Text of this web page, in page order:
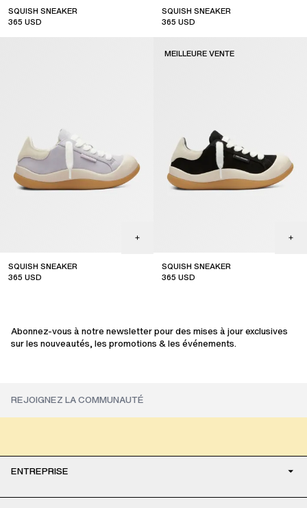
SQUISH SNEAKER
365 USD
SQUISH SNEAKER
365 USD
SQUISH SNEAKER
365 USD
SQUISH SNEAKER
365 USD
MEILLEURE VENTE
Abonnez-vous à notre newsletter pour des mises à jour exclusives
sur les nouveautés, les promotions & les événements.
ENTREPRISE